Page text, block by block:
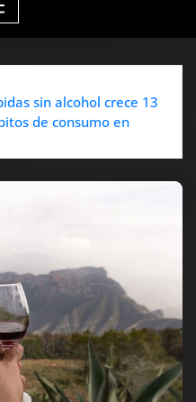
sin alcohol crece 13
de consumo en